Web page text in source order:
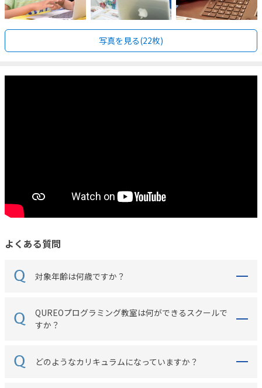
写真を見る(22枚)
よくある質問
対象年齢は何歳ですか？
QUREOプログラミング教室は何ができるスクールで
すか？
どのようなカリキュラムになっていますか？